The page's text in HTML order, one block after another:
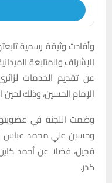
وأفادت وثيقة رسمية
الإشراف والمتابعة
عن تقديم الخدمات
الإمام الحسين، وذلك لحين
وضمت اللجنة في
وحسين علي محمد عباس
فجيل، فضلا عن أحمد
كدر.